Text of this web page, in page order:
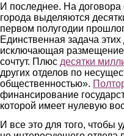
И последнее. На
города выделяются
первом полугодии
Единственная задача
исключающая размещение
сочтут. Плюс десятки
других отделов по
общественностью».
финансирование
которой имеет нулевую
И все это для того, чтобы